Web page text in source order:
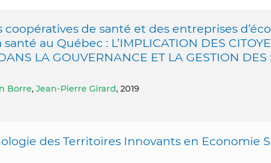
coopératives de santé et des entreprises
au Québec : L’IMPLICATION DES
LA GOUVERNANCE ET LA GESTION DES
Borre, Jean-Pierre Girard, 2019
des Territoires Innovants en Economie